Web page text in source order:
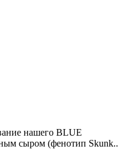
нашего BLUE
сыром (фенотип Skunk..